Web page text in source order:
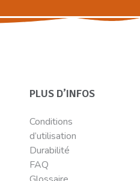
PLUS D’INFOS
Conditions
d’utilisation
Durabilité
FAQ